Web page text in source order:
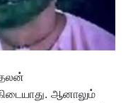
ஆனாலும்